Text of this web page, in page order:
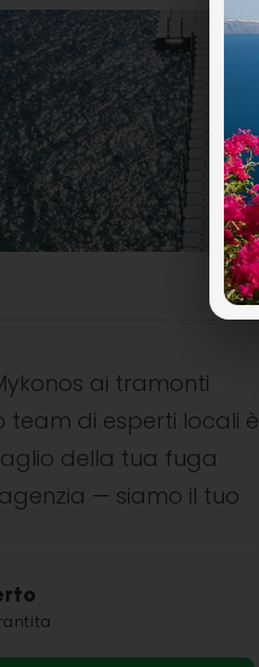
ai tramonti
team di esperti locali è
della tua fuga
— siamo il tuo